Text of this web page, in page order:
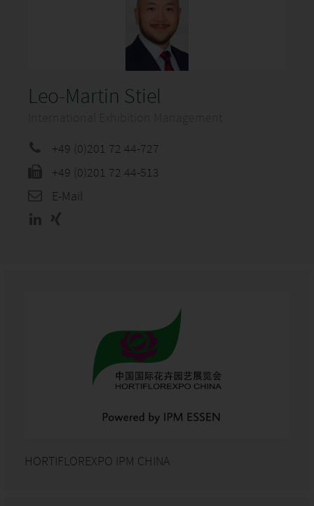
Leo-Martin Stiel
+49 (0)201 72 44-727
+49 (0)201 72 44-513
E-Mail
HORTIFLOREXPO IPM CHINA